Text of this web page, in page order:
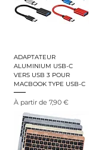
ADAPTATEUR
ALUMINIUM USB-C
VERS USB 3 POUR
MACBOOK TYPE USB-C
À partir de 7,90 €
Prix promotionnel